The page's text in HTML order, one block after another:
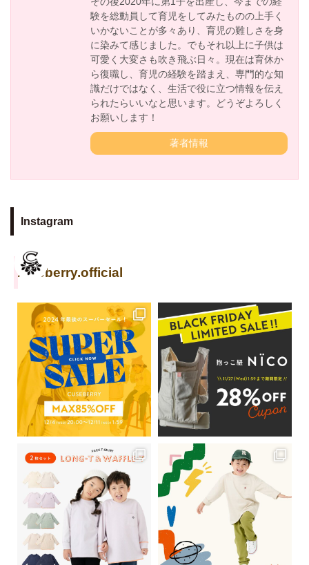
験を総動員して育児をしてみたものの上手く
いかないことが多々あり、育児の難しさを身
に染みて感じました。でもそれ以上に子供は
可愛く大変さも吹き飛ぶ日々。現在は育休か
ら復職し、育児の経験を踏まえ、専門的な知
識だけではなく、生活で役に立つ情報を伝え
られたらいいなと思います。どうぞよろしく
お願いします！
著者情報
Instagram
cuseberry.official